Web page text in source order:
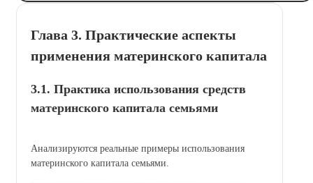
Глава 3. Практические аспекты
применения материнского капитала
3.1. Практика использования средств
материнского капитала семьями
Анализируются реальные примеры использования
материнского капитала семьями.